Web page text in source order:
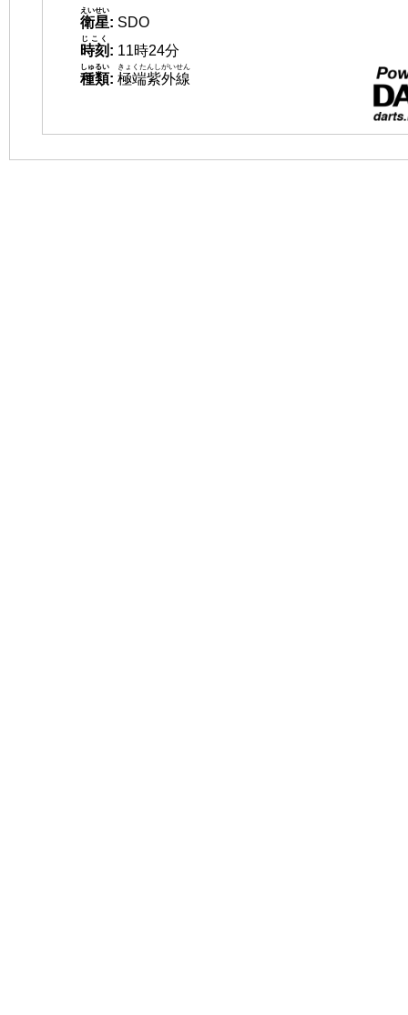
衛星
えいせい
: SDO
時刻
じこく
: 11時24分
種類
しゅるい
: 極端紫外線
きょくたんしがいせん